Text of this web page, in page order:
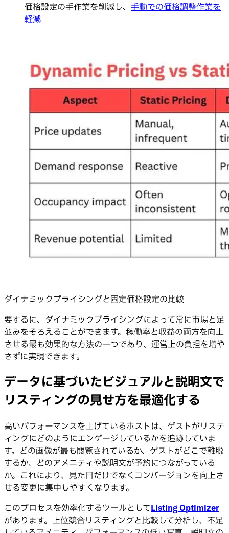
価格設定の手作業を削減し、 手動での価格調整作業を
軽減
ダイナミックプライシングと固定価格設定の比較
要するに、ダイナミックプライシングによって常に市場と足
並みをそろえることができます。稼働率と収益の両方を向上
させる最も効果的な方法の一つであり、運営上の負担を増や
さずに実現できます。
データに基づいたビジュアルと説明文で
リスティングの見せ方を最適化する
高いパフォーマンスを上げているホストは、ゲストがリステ
ィングにどのようにエンゲージしているかを追跡していま
す。どの画像が最も閲覧されているか、ゲストがどこで離脱
するか、どのアメニティや説明文が予約につながっている
か。これにより、見た目だけでなくコンバージョンを向上さ
せる変更に集中しやすくなります。
このプロセスを効率化するツールとしてListing Optimizer
があります。上位競合リスティングと比較して分析し、不足